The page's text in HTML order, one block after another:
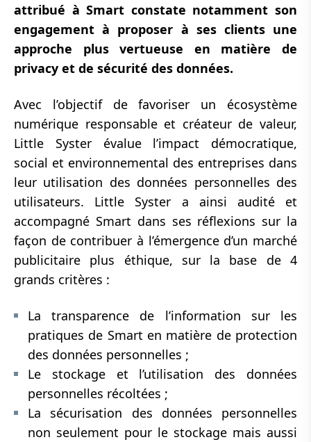
attribué à Smart constate notamment son
engagement à proposer à ses clients une
approche plus vertueuse en matière de
privacy et de sécurité des données.
Avec l’objectif de favoriser un écosystème
numérique responsable et créateur de valeur,
Little Syster évalue l’impact démocratique,
social et environnemental des entreprises dans
leur utilisation des données personnelles des
utilisateurs. Little Syster a ainsi audité et
accompagné Smart dans ses réflexions sur la
façon de contribuer à l’émergence d’un marché
publicitaire plus éthique, sur la base de 4
grands critères :
La transparence de l’information sur les
pratiques de Smart en matière de protection
des données personnelles ;
Le stockage et l’utilisation des données
personnelles récoltées ;
La sécurisation des données personnelles
non seulement pour le stockage mais aussi